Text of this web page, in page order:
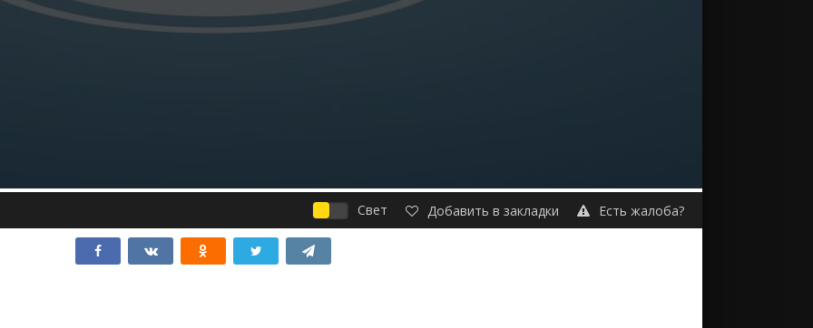
Свет Добавить в закладки Есть жалоба?